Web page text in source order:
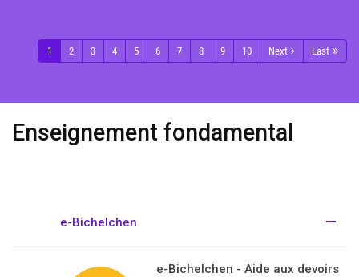
1 2 3 4 5 6 7 8 9 10 Next Last
Enseignement fondamental
e-Bichelchen
e-Bichelchen - Aide aux devoirs